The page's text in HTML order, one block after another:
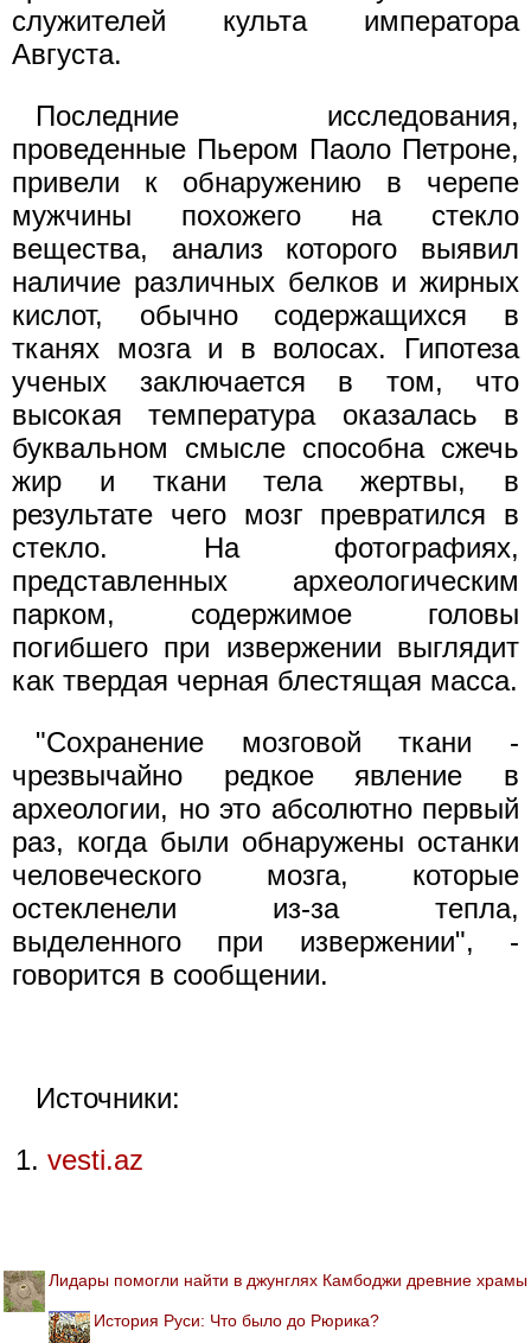
служителей культа императора
Августа.
Последние исследования,
проведенные Пьером Паоло Петроне,
привели к обнаружению в черепе
мужчины похожего на стекло
вещества, анализ которого выявил
наличие различных белков и жирных
кислот, обычно содержащихся в
тканях мозга и в волосах. Гипотеза
ученых заключается в том, что
высокая температура оказалась в
буквальном смысле способна сжечь
жир и ткани тела жертвы, в
результате чего мозг превратился в
стекло. На фотографиях,
представленных археологическим
парком, содержимое головы
погибшего при извержении выглядит
как твердая черная блестящая масса.
"Сохранение мозговой ткани -
чрезвычайно редкое явление в
археологии, но это абсолютно первый
раз, когда были обнаружены останки
человеческого мозга, которые
остекленели из-за тепла,
выделенного при извержении", -
говорится в сообщении.
Источники:
vesti.az
Лидары помогли найти в джунглях Камбоджи древние храмы
История Руси: Что было до Рюрика?